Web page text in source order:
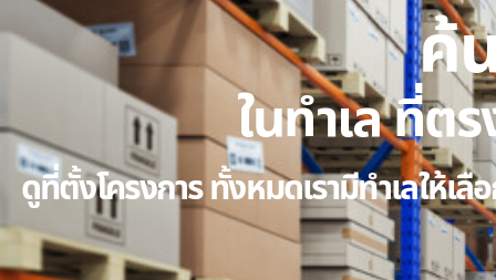
ค้
ในทำเล ที่ต
ดูที่ตั้งโครงการ ทั้งหมดเรามีทำเลให้เ